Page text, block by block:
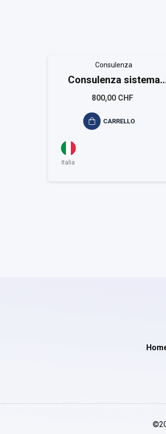
Consulenza
Consulenza sistema
qualità ISO 9001
800,00 CHF
CARRELLO
Italia